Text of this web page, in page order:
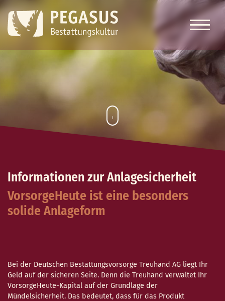
Informationen zur Anlagesicherheit
VorsorgeHeute ist eine besonders
solide Anlageform
Bei der Deutschen Bestattungsvorsorge Treuhand AG liegt Ihr
Geld auf der sicheren Seite. Denn die Treuhand verwaltet Ihr
VorsorgeHeute-Kapital auf der Grundlage der
Mündelsicherheit. Das bedeutet, dass für das Produkt